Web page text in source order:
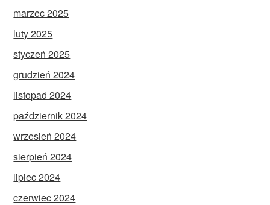
marzec 2025
luty 2025
styczeń 2025
grudzień 2024
listopad 2024
październik 2024
wrzesień 2024
sierpień 2024
lipiec 2024
czerwiec 2024